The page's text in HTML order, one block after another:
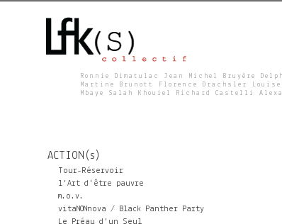
F
K
S
Ronnie Dimatulac Jean Michel Bruyère
Martine Brunott Florence Drachsler Louise
Mbaye Salah Khouiel Richard Castelli
ACTION(s)
Tour-Réservoir
l'Art d'être pauvre
m.o.v.
vitaNONnova / Black Panther Party
Le Préau d'un Seul